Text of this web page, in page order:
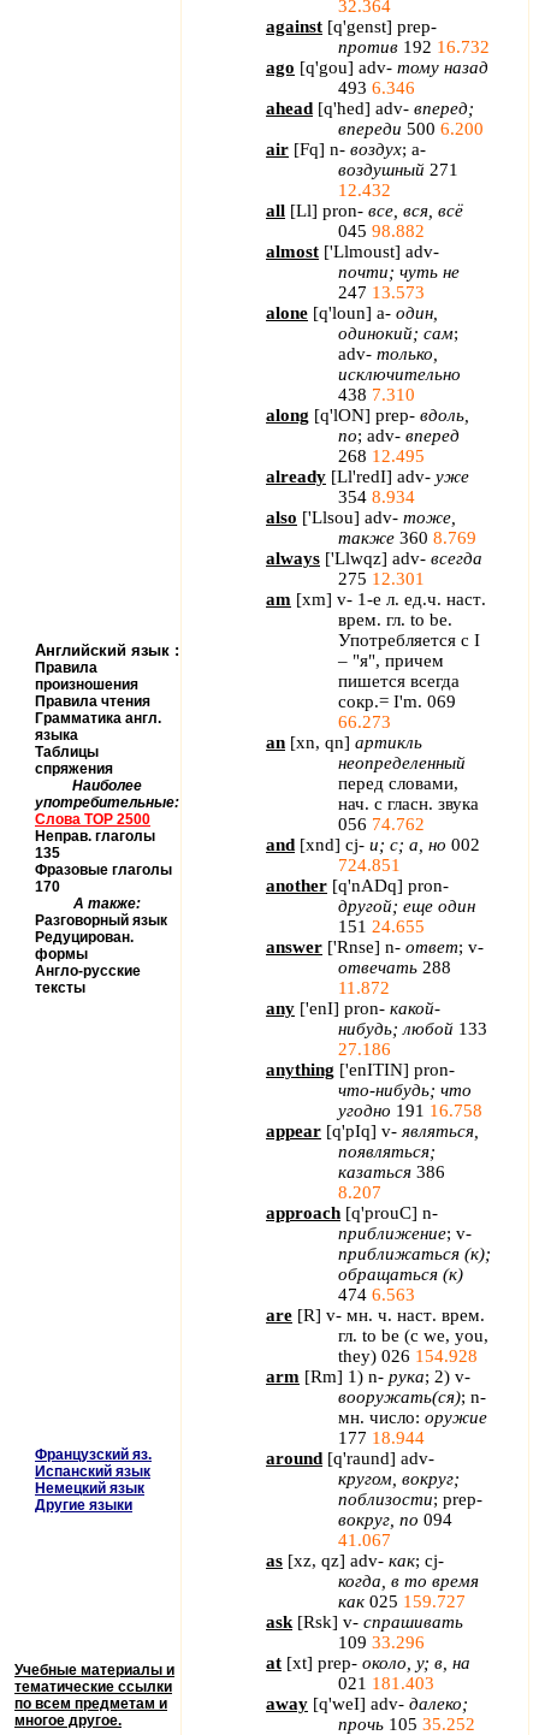
32.364
against [q'genst] prep-
против 192 16.732
ago [q'gou] adv- тому назад
493 6.346
ahead [q'hed] adv- вперед;
впереди 500 6.200
air [Fq] n- воздух; a-
воздушный 271
12.432
all [Ll] pron- все, вся, всё
045 98.882
almost ['Llmoust] adv-
почти; чуть не
247 13.573
alone [q'loun] a- один,
одинокий; сам;
adv- только,
исключительно
438 7.310
along [q'lON] prep- вдоль,
по; adv- вперед
268 12.495
already [Ll'redI] adv- уже
354 8.934
also ['Llsou] adv- тоже
также 360 8.769
always ['Llwqz] adv- всегда
275 12.301
am [xm] v- 1-е л. ед.ч. наст.
врем. гл. to be.
Употребляется с I
– "я", причем
пишется всегда
сокр.= I'm. 069
66.273
an [xn, qn] артикль
неопределенный
перед словами,
нач. с гласн. звука
056 74.762
and [xnd] cj- и; с; а, но 002
724.851
another [q'nADq] pron-
другой; еще один
151 24.655
answer ['Rnse] n- ответ; v-
отвечать 288
11.872
any ['enI] pron- какой-
нибудь; любой 133
27.186
anything ['enITIN] pron-
что-нибудь; что
угодно 191 16.758
appear [q'pIq] v- являться,
появляться;
казаться 386
8.207
approach [q'prouC] n-
приближение; v-
приближаться (к);
обращаться (к)
474 6.563
are [R] v- мн. ч. наст. врем.
гл. to be (с we, you,
they) 026 154.928
arm [Rm] 1) n- рука; 2) v-
вооружать(ся); n-
мн. число: оружие
177 18.944
around [q'raund] adv-
кругом, вокруг;
поблизости; prep-
вокруг, по 094
41.067
as [xz, qz] adv- как; cj-
когда, в то время
как 025 159.727
ask [Rsk] v- спрашивать
109 33.296
at [xt] prep- около, у; в, на
021 181.403
away [q'weI] adv- далеко;
прочь 105 35.252
Английский язык :
Правила
произношения
Правила чтения
Грамматика англ.
языка
Таблицы
спряжения
Наиболее
употребительные:
Слова TOP 2500
Неправ. глаголы
135
Фразовые глаголы
170
А также:
Разговорный язык
Редуцирован.
формы
Англо-русские
тексты
Французский яз.
Испанский язык
Немецкий язык
Другие языки
Учебные материалы и
тематические ссылки
по всем предметам и
многое другое.